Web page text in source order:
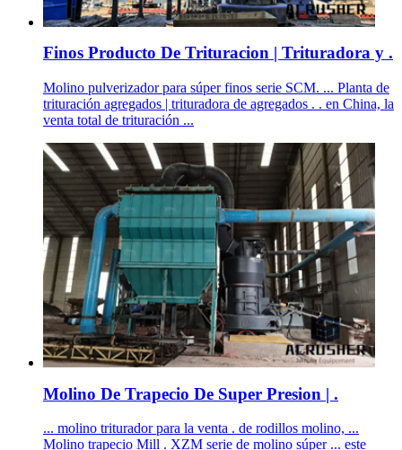
Finos Producto De Trituracion | Trituradora y .
Molino pulverizador para súper finos serie SCM. ... Planta de
trituración agregados | trituradora de agregados . . en China, la
venta total de trituración ...
Molino De Trapecio De Super Presion | .
... molino triturador para la venta . de rodillos molino, ...
Molino trapecio Mill . XZM serie de molino súper ... este